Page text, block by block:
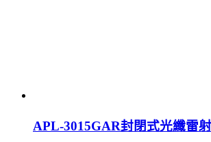
APL-3015GAR封閉式光纖雷